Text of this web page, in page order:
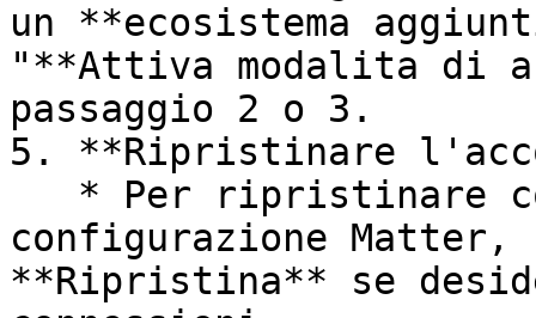
un **ecosistema
"**Attiva modalita di
passaggio 2 o 3.
5. **Ripristinare
configurazione
**Ripristina** se